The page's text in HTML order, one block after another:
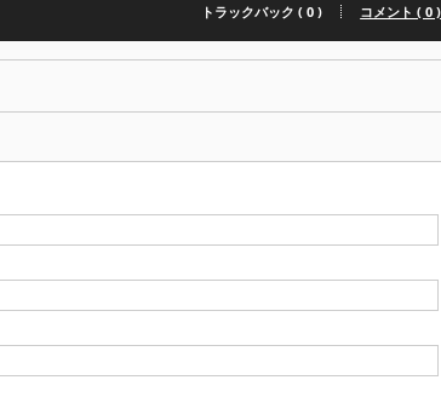
トラックバック ( 0 ) コメント ( 0 )